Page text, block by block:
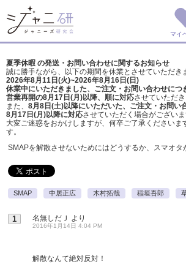
マイ
夏季休暇 の発送・お問い合わせに関するお知らせ
誠に勝手ながら、以下の期間を休業とさせていただき
2026年8月11日(火)~2026年8月16日(日)
休業中にいただきました、ご注文・お問い合わせにつ
営業再開の8月17日(月)以降、順に対応させていただき
また、 8月8日(土)以降にいただいた、ご注文・ お問い
8月17日(月)以降に対応させていただく場合がございま
大変ご迷惑をおかけしますが、 何卒ご了承くださいま
す。
SMAPを解散させないためにはどうするか、スマオタ
SMAP 中居正広 木村拓哉 稲垣吾郎
1 名無しだＪ より
2016年1月14日 4:04 PM
解散なんて絶対反対！